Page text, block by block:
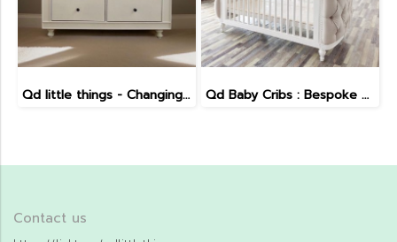
Qd little things - Changing Table : Bespoke Collection Qd Baby Cribs : Bespoke Collection
Contact us